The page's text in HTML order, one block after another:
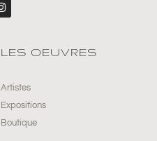
LES OEUVRES
Artistes
Expositions
Boutique